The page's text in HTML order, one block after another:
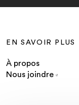
EN SAVOIR PLUS
À propos
Nous joindre